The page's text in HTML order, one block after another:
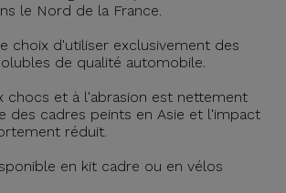
le Nord de la France.
choix d'utiliser exclusivement des
de qualité automobile.
chocs et à l'abrasion est nettement
des cadres peints en Asie et l'impact
réduit.
en kit cadre ou en vélos